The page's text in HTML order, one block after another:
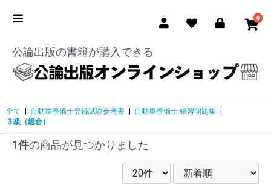
0
公論出版の書籍が購入できる
全て 自動車整備士登録試験参考書 自動車整備士 練習問題集
３級（総合）
1件の商品が見つかりました